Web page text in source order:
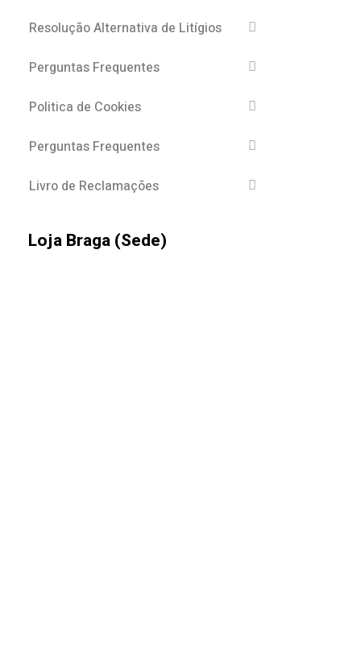
Resolução Alternativa de Litígios
Perguntas Frequentes
Politica de Cookies
Perguntas Frequentes
Livro de Reclamações
Loja Braga (Sede)